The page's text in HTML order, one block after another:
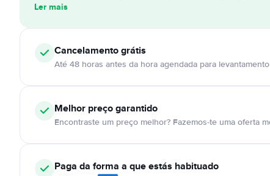
Ler mais
Cancelamentográtis
Até 48 horas antes da hora agendada para levantamento
Melhor preço garantido
Encontraste um preço melhor? Fazemos-te uma oferta
Paga da forma a que estás habituado